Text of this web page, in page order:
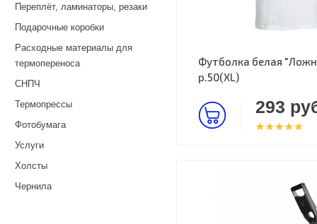
Переплёт, ламинаторы, резаки
Подарочные коробки
Расходные материалы для
термопереноса
СНПЧ
Термопрессы
Фотобумага
Услуги
Холсты
Чернила
Футболка белая
р.50(XL)
293